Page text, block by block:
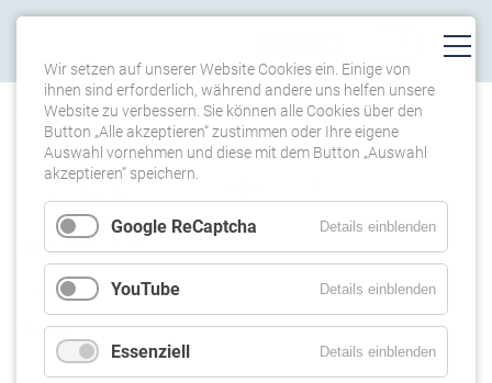
TERMINE
KONZERT IN HAMM
30.01.2020 19:30
Hamm, Schloss Heessen
Tickets
Wir setzen auf unserer Website Cookies ein. Einige von
ihnen sind erforderlich, während andere uns helfen unsere
Website zu verbessern. Sie können alle Cookies über den
Button „Alle akzeptieren“ zustimmen oder Ihre eigene
Auswahl vornehmen und diese mit dem Button „Auswahl
akzeptieren“ speichern.
Google ReCaptcha Details einblenden
YouTube Details einblenden
Essenziell Details einblenden